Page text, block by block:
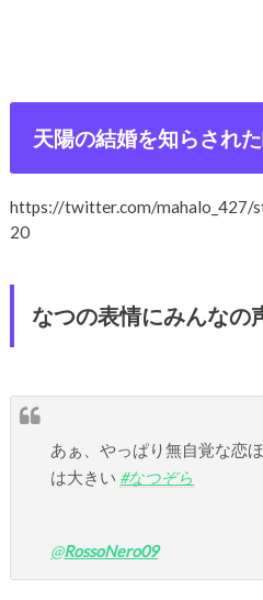
天陽の結婚を知らされ
https://twitter.com/mahalo_427/
20
なつの表情にみんなの
あぁ、やっぱり無自覚な恋
は大きい #なつぞら
@RossoNero09